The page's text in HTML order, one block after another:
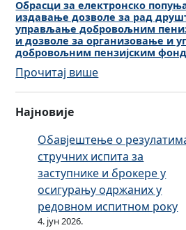
О
-
1
Обрасци за електронско
издавање дозволе за рад
управљање добровољним
и дозволе за организовање и
добровољним пензијским
Прочитај више:
О
а
с
ц
и
з
Најновије
Обавјештење о
стручних испита за
заступнике и брокере у
осигурању одржаних у
редовном испитном року
4. јун 2026.